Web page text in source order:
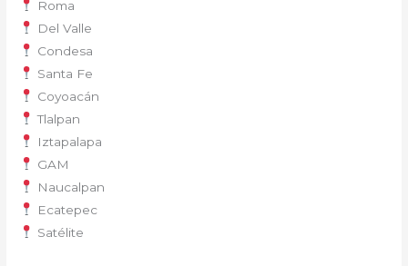
Roma
Del Valle
Condesa
Santa Fe
Coyoacán
Tlalpan
Iztapalapa
GAM
Naucalpan
Ecatepec
Satélite